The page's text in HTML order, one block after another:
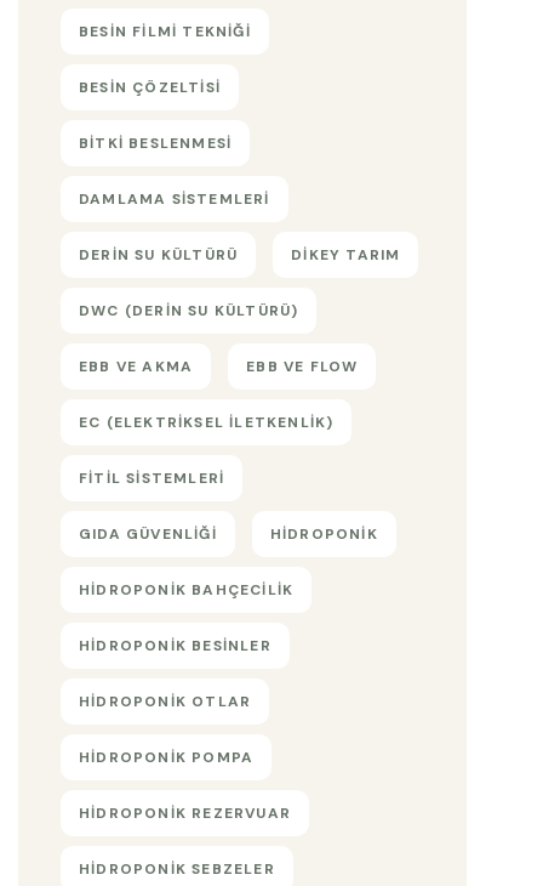
BESIN FILMI TEKNIĞI
BESIN ÇÖZELTISI
BITKI BESLENMESI
DAMLAMA SISTEMLERI
DERIN SU KÜLTÜRÜ DIKEY TARIM
DWC (DERIN SU KÜLTÜRÜ)
EBB VE AKMA EBB VE FLOW
EC (ELEKTRIKSEL ILETKENLIK)
FITIL SISTEMLERI
GIDA GÜVENLIĞI HIDROPONIK
HIDROPONIK BAHÇECILIK
HIDROPONIK BESINLER
HIDROPONIK OTLAR
HIDROPONIK POMPA
HIDROPONIK REZERVUAR
HIDROPONIK SEBZELER